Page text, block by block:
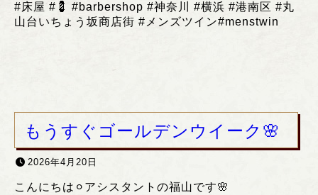
#床屋 #💈 #barbershop #神奈川 #横浜 #港南区 #丸
山台いちょう坂商店街 # メンズツイン#menstwin
もうすぐゴールデンウイーク🌸
2026年4月20日
こんにちは⚪︎アシスタントの福山です🌸